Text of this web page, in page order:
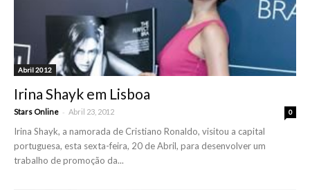
Abril 2012
Irina Shayk em Lisboa
Stars Online - Abril 23, 2012 0
Irina Shayk, a namorada de Cristiano Ronaldo, visitou a capital
portuguesa, esta sexta-feira, 20 de Abril, para desenvolver um
trabalho de promoção da...